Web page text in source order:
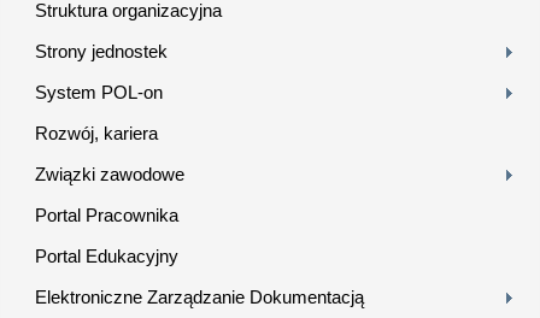
Struktura organizacyjna
Strony jednostek
System POL-on
Rozwój, kariera
Związki zawodowe
Portal Pracownika
Portal Edukacyjny
Elektroniczne Zarządzanie Dokumentacją